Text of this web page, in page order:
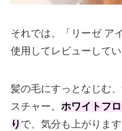
それでは、「リーゼ ア
使用してレビューしてい
髪の毛にすっとなじむ
スチャー。 ホワイトフ
り で、気分も上がりま